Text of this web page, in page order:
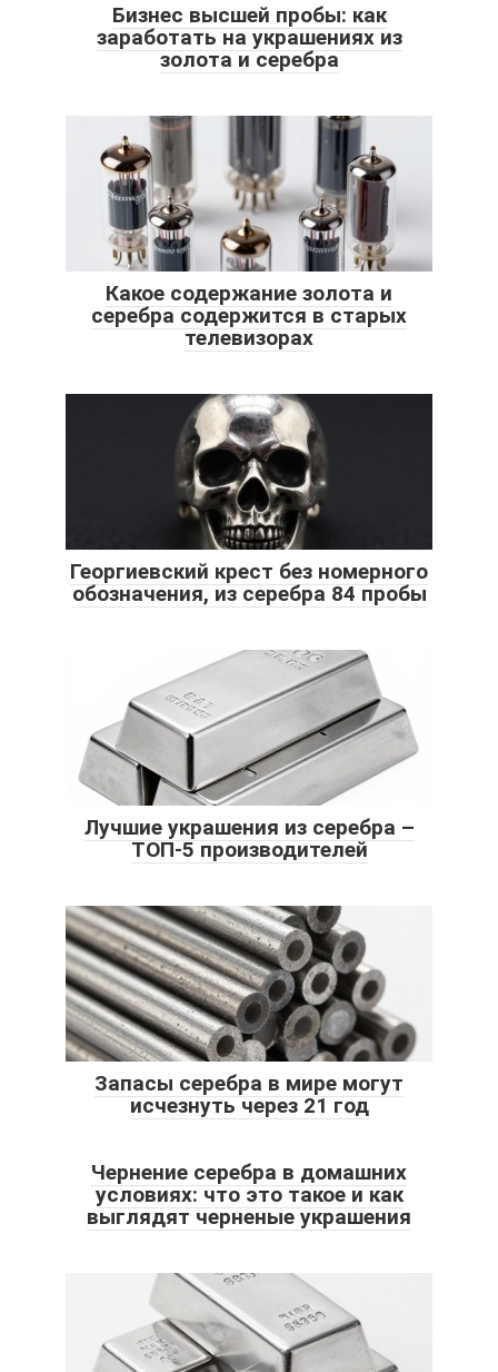
Бизнес высшей пробы: как
заработать на украшениях из
золота и серебра
Какое содержание золота и
серебра содержится в старых
телевизорах
Георгиевский крест без номерного
обозначения, из серебра 84 пробы
Лучшие украшения из серебра –
ТОП-5 производителей
Запасы серебра в мире могут
исчезнуть через 21 год
Чернение серебра в домашних
условиях: что это такое и как
выглядят черненые украшения